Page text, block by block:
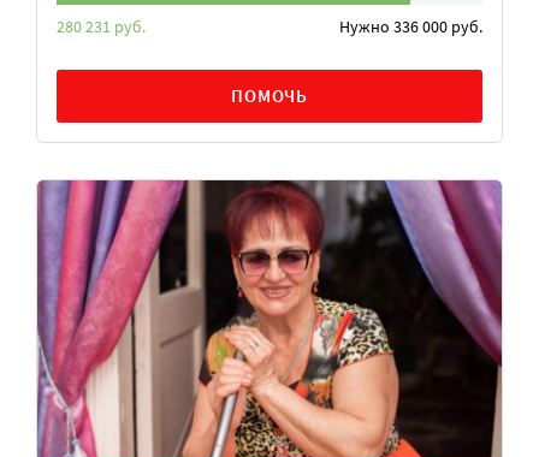
280 231 руб. Нужно 336 000 руб.
ПОМОЧЬ